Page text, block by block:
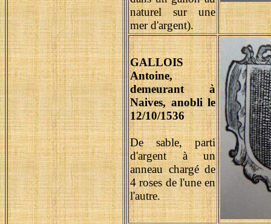
naturel sur une
mer d'argent).
GALLOIS
Antoine,
demeurant à
Naives, anobli le
12/10/1536
De sable, parti
d'argent à un
anneau chargé de
4 roses de l'une en
l'autre.